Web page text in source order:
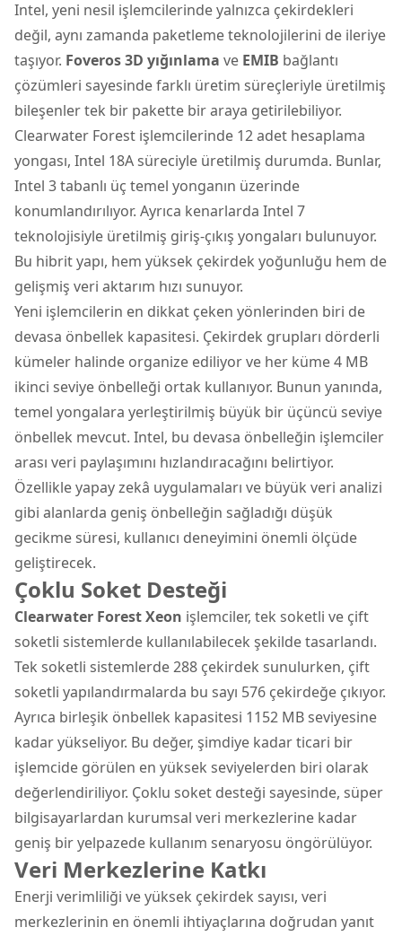
Intel, yeni nesil işlemcilerinde yalnızca çekirdekleri
değil, aynı zamanda paketleme teknolojilerini de ileriye
taşıyor. Foveros 3D yığınlama ve EMIB bağlantı
çözümleri sayesinde farklı üretim süreçleriyle üretilmiş
bileşenler tek bir pakette bir araya getirilebiliyor.
Clearwater Forest işlemcilerinde 12 adet hesaplama
yongası, Intel 18A süreciyle üretilmiş durumda. Bunlar,
Intel 3 tabanlı üç temel yonganın üzerinde
konumlandırılıyor. Ayrıca kenarlarda Intel 7
teknolojisiyle üretilmiş giriş-çıkış yongaları bulunuyor.
Bu hibrit yapı, hem yüksek çekirdek yoğunluğu hem de
gelişmiş veri aktarım hızı sunuyor.
Yeni işlemcilerin en dikkat çeken yönlerinden biri de
devasa önbellek kapasitesi. Çekirdek grupları dörderli
kümeler halinde organize ediliyor ve her küme 4 MB
ikinci seviye önbelleği ortak kullanıyor. Bunun yanında,
temel yongalara yerleştirilmiş büyük bir üçüncü seviye
önbellek mevcut. Intel, bu devasa önbelleğin işlemciler
arası veri paylaşımını hızlandıracağını belirtiyor.
Özellikle yapay zekâ uygulamaları ve büyük veri analizi
gibi alanlarda geniş önbelleğin sağladığı düşük
gecikme süresi, kullanıcı deneyimini önemli ölçüde
geliştirecek.
Çoklu Soket Desteği
Clearwater Forest Xeon işlemciler, tek soketli ve çift
soketli sistemlerde kullanılabilecek şekilde tasarlandı.
Tek soketli sistemlerde 288 çekirdek sunulurken, çift
soketli yapılandırmalarda bu sayı 576 çekirdeğe çıkıyor.
Ayrıca birleşik önbellek kapasitesi 1152 MB seviyesine
kadar yükseliyor. Bu değer, şimdiye kadar ticari bir
işlemcide görülen en yüksek seviyelerden biri olarak
değerlendiriliyor. Çoklu soket desteği sayesinde, süper
bilgisayarlardan kurumsal veri merkezlerine kadar
geniş bir yelpazede kullanım senaryosu öngörülüyor.
Veri Merkezlerine Katkı
Enerji verimliliği ve yüksek çekirdek sayısı, veri
merkezlerinin en önemli ihtiyaçlarına doğrudan yanıt